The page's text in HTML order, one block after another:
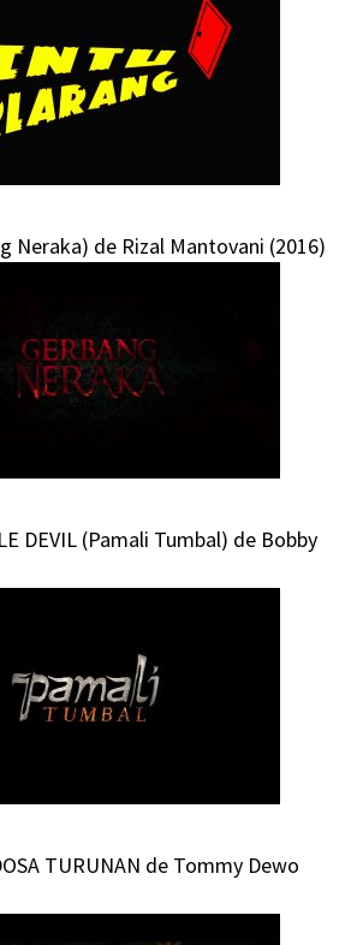
Neraka) de Rizal Mantovani (2016)
DEVIL (Pamali Tumbal) de Bobby
TURUNAN de Tommy Dewo